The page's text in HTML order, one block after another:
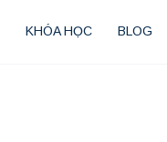
KHÓA HỌC BLOG